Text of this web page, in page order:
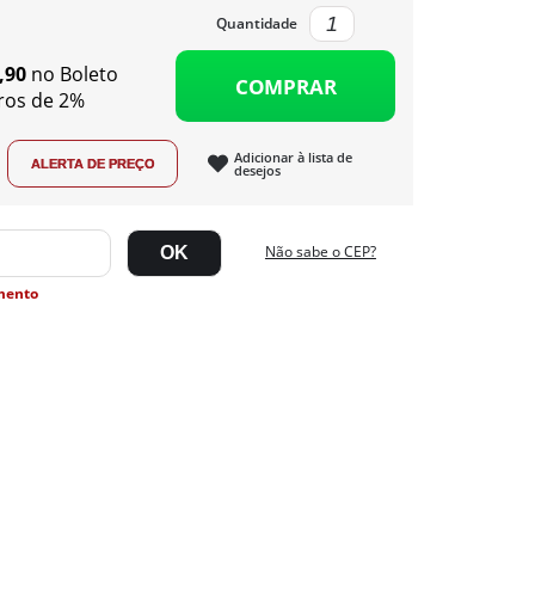
no Boleto
de 2%
Quantidade
COMPRAR
Adicionar à lista de
desejos
Não sabe o CEP?